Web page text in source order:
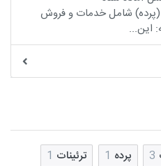
(پرده) شامل خدمات و فروش
این...
3 پرده 1 ترئینات 1